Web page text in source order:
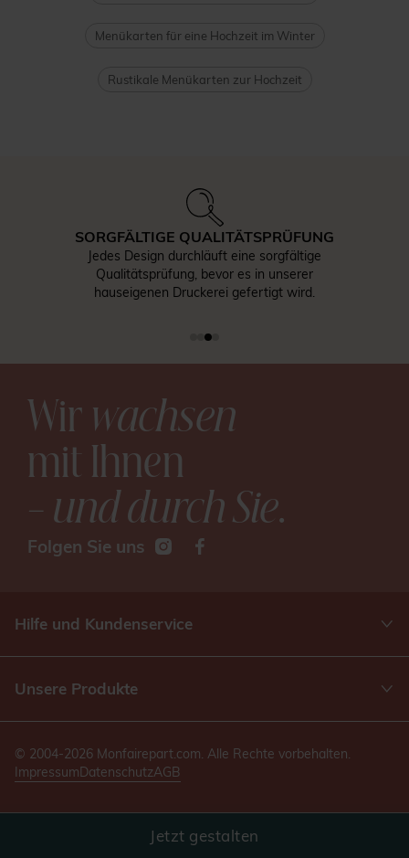
Menükarten für eine Hochzeit im Winter
Rustikale Menükarten zur Hochzeit
SORGFÄLTIGE QUALITÄTSPRÜFUNG
Jedes Design durchläuft eine sorgfältige
Qualitätsprüfung, bevor es in unserer
hauseigenen Druckerei gefertigt wird.
Wirwachsen
mit Ihnen
– und durch Sie.
Folgen Sie uns
Hilfe und Kundenservice
Unsere Produkte
© 2004-2026 Monfairepart.com. Alle Rechte vorbehalten.
ImpressumDatenschutzAGB